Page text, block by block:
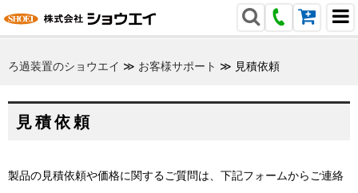
ろ過装置のショウエイ ≫ お客様サポート ≫ 見積依頼
見積依頼
製品の見積依頼や価格に関するご質問は、下記フォームからご連絡